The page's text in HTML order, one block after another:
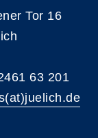
Tor 16
63 201